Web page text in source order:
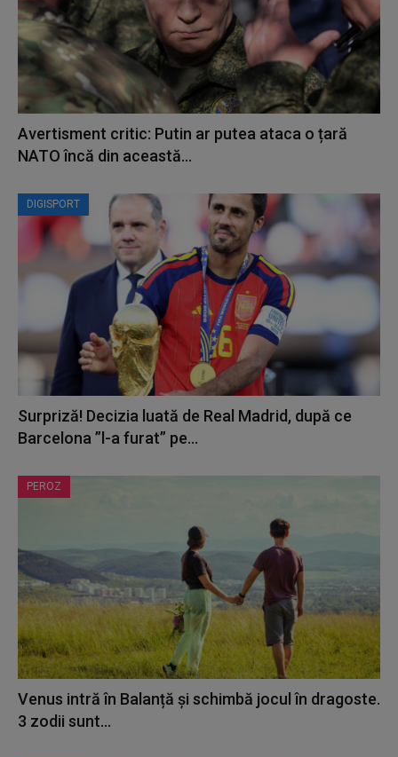
Avertisment critic: Putin ar putea ataca o țară
NATO încă din această...
DIGISPORT
Surpriză! Decizia luată de Real Madrid, după ce
Barcelona ”l-a furat” pe...
PEROZ
Venus intră în Balanță și schimbă jocul în dragoste.
3 zodii sunt...